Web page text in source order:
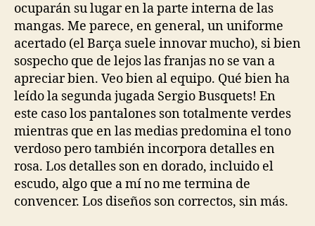
ocuparán su lugar en la parte interna de las
mangas. Me parece, en general, un uniforme
acertado (el Barça suele innovar mucho), si bien
sospecho que de lejos las franjas no se van a
apreciar bien. Veo bien al equipo. Qué bien ha
leído la segunda jugada Sergio Busquets! En
este caso los pantalones son totalmente verdes
mientras que en las medias predomina el tono
verdoso pero también incorpora detalles en
rosa. Los detalles son en dorado, incluido el
escudo, algo que a mí no me termina de
convencer. Los diseños son correctos, sin más.